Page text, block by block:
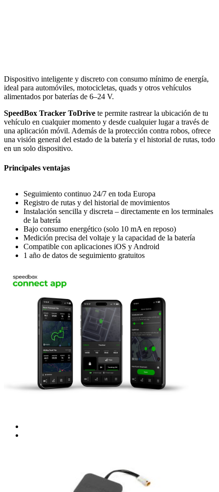
Dispositivo inteligente y discreto con consumo mínimo de energía,
ideal para automóviles, motocicletas, quads y otros vehículos
alimentados por baterías de 6–24 V.
SpeedBox Tracker ToDrive te permite rastrear la ubicación de tu
vehículo en cualquier momento y desde cualquier lugar a través de
una aplicación móvil. Además de la protección contra robos, ofrece
una visión general del estado de la batería y el historial de rutas, todo
en un solo dispositivo.
Principales ventajas
Seguimiento continuo 24/7 en toda Europa
Registro de rutas y del historial de movimientos
Instalación sencilla y discreta – directamente en los terminales
de la batería
Bajo consumo energético (solo 10 mA en reposo)
Medición precisa del voltaje y la capacidad de la batería
Compatible con aplicaciones iOS y Android
1 año de datos de seguimiento gratuitos